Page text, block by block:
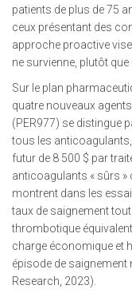
patients de plus de 75
ceux présentant des
approche proactive
ne survienne, plutôt
Sur le plan
quatre nouveaux
(PER977) se distingue
tous les
futur de 8 500 $ par
anticoagulants « sûrs »
montrent dans les
taux de saignement
thrombotique
charge économique et
épisode de
Research, 2023).